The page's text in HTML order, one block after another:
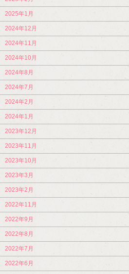
2025年1月
2024年12月
2024年11月
2024年10月
2024年8月
2024年7月
2024年2月
2024年1月
2023年12月
2023年11月
2023年10月
2023年3月
2023年2月
2022年11月
2022年9月
2022年8月
2022年7月
2022年6月